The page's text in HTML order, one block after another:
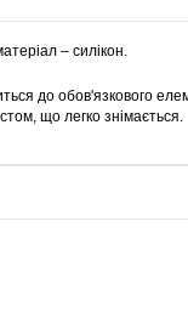
– силікон.
до обов'язкового
що легко знімається.